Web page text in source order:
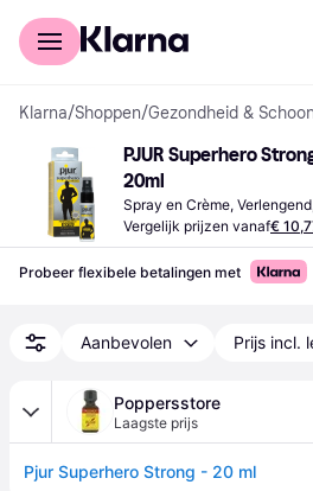
Voor shoppers
Klarna/Shoppen/Gezondheid &
PJUR Superhero
20ml
Spray en Crème,
Vergelijk prijzen vanaf€
Probeer flexibele betalingen met
Aanbevolen Prijs incl.
Poppersstore
Laagste prijs
Pjur Superhero Strong - 20 ml